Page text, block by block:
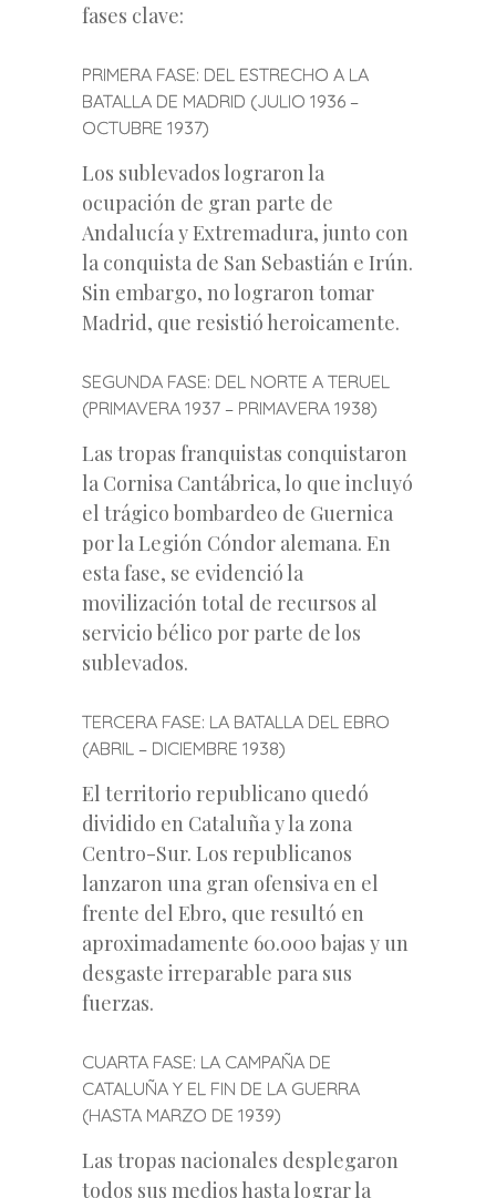
fases clave:
PRIMERA FASE: DEL ESTRECHO A LA
BATALLA DE MADRID (JULIO 1936 –
OCTUBRE 1937)
Los sublevados lograron la
ocupación de gran parte de
Andalucía y Extremadura, junto con
la conquista de San Sebastián e Irún.
Sin embargo, no lograron tomar
Madrid, que resistió heroicamente.
SEGUNDA FASE: DEL NORTE A TERUEL
(PRIMAVERA 1937 – PRIMAVERA 1938)
Las tropas franquistas conquistaron
la Cornisa Cantábrica, lo que incluyó
el trágico bombardeo de Guernica
por la Legión Cóndor alemana. En
esta fase, se evidenció la
movilización total de recursos al
servicio bélico por parte de los
sublevados.
TERCERA FASE: LA BATALLA DEL EBRO
(ABRIL – DICIEMBRE 1938)
El territorio republicano quedó
dividido en Cataluña y la zona
Centro-Sur. Los republicanos
lanzaron una gran ofensiva en el
frente del Ebro, que resultó en
aproximadamente 60.000 bajas y un
desgaste irreparable para sus
fuerzas.
CUARTA FASE: LA CAMPAÑA DE
CATALUÑA Y EL FIN DE LA GUERRA
(HASTA MARZO DE 1939)
Las tropas nacionales desplegaron
todos sus medios hasta lograr la